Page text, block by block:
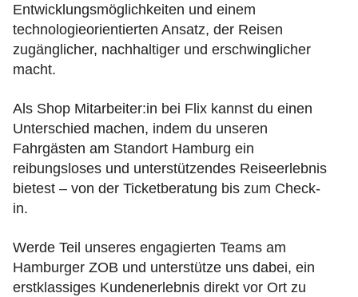
Entwicklungsmöglichkeiten und einem
technologieorientierten Ansatz, der Reisen
zugänglicher, nachhaltiger und erschwinglicher
macht.
Als Shop Mitarbeiter:in bei Flix kannst du einen
Unterschied machen, indem du unseren
Fahrgästen am Standort Hamburg ein
reibungsloses und unterstützendes Reiseerlebnis
bietest – von der Ticketberatung bis zum Check-
in.
Werde Teil unseres engagierten Teams am
Hamburger ZOB und unterstütze uns dabei, ein
erstklassiges Kundenerlebnis direkt vor Ort zu